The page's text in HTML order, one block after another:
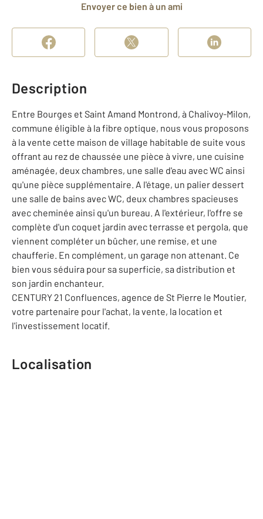
Envoyer ce bien à un ami
Description
Entre Bourges et Saint Amand Montrond, à Chalivoy-Milon,
commune éligible à la fibre optique, nous vous proposons
à la vente cette maison de village habitable de suite vous
offrant au rez de chaussée une pièce à vivre, une cuisine
aménagée, deux chambres, une salle d'eau avec WC ainsi
qu'une pièce supplémentaire. A l'étage, un palier dessert
une salle de bains avec WC, deux chambres spacieuses
avec cheminée ainsi qu'un bureau. A l'extérieur, l'offre se
complète d'un coquet jardin avec terrasse et pergola, que
viennent compléter un bûcher, une remise, et une
chaufferie. En complément, un garage non attenant. Ce
bien vous séduira pour sa superficie, sa distribution et
son jardin enchanteur.
CENTURY 21 Confluences, agence de St Pierre le Moutier,
votre partenaire pour l'achat, la vente, la location et
l'investissement locatif.
Localisation